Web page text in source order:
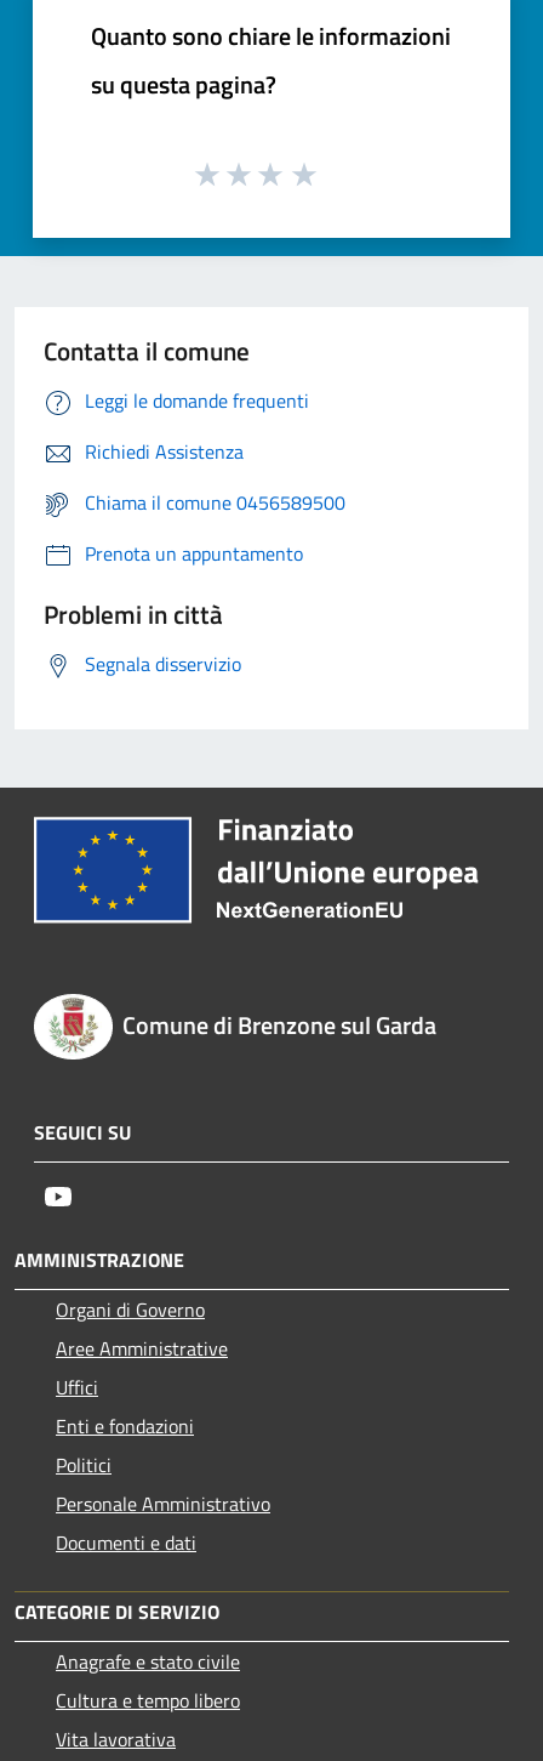
Quanto sono chiare le informazioni
su questa pagina?
Contatta il comune
Leggi le domande frequenti
Richiedi Assistenza
Chiama il comune 0456589500
Prenota un appuntamento
Problemi in città
Segnala disservizio
Comune di Brenzone sul Garda
SEGUICI SU
AMMINISTRAZIONE
Organi di Governo
Aree Amministrative
Uffici
Enti e fondazioni
Politici
Personale Amministrativo
Documenti e dati
CATEGORIE DI SERVIZIO
Anagrafe e stato civile
Cultura e tempo libero
Vita lavorativa